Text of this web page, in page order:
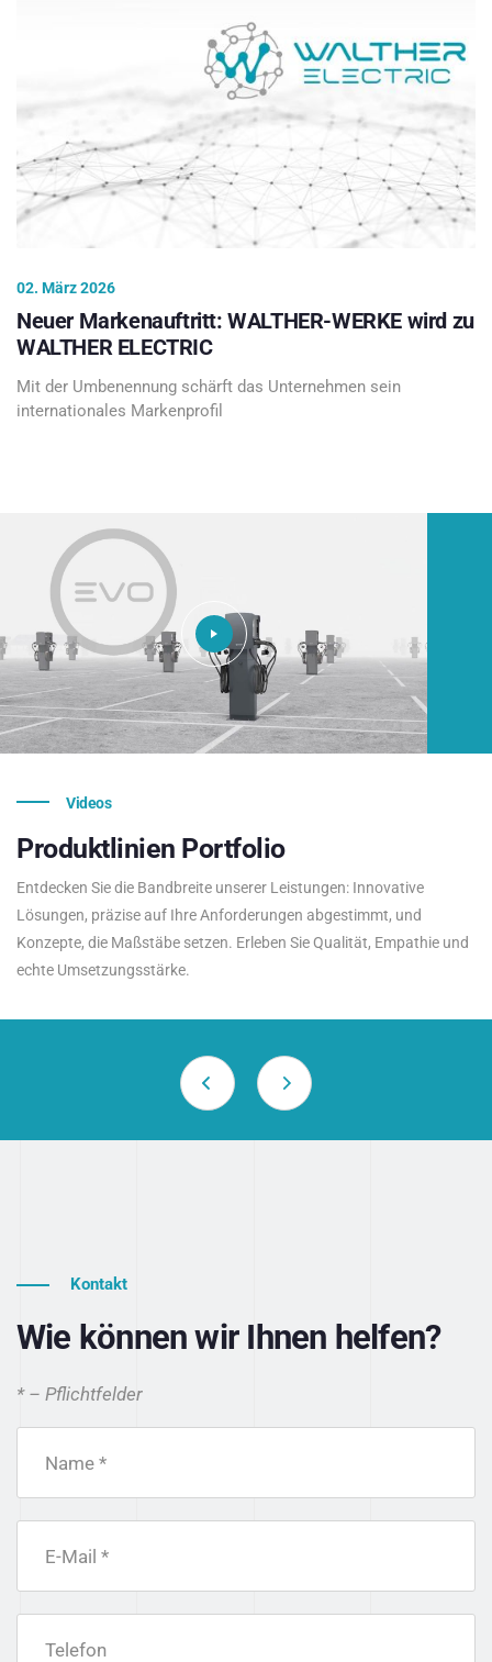
02. März 2026
Neuer Markenauftritt: WALTHER-WERKE wird zu
WALTHER ELECTRIC
Mit der Umbenennung schärft das Unternehmen sein
internationales Markenprofil
Videos
Produktlinien Portfolio
Entdecken Sie die Bandbreite unserer Leistungen: Innovative
Lösungen, präzise auf Ihre Anforderungen abgestimmt, und
Konzepte, die Maßstäbe setzen. Erleben Sie Qualität, Empathie und
echte Umsetzungsstärke.
Kontakt
Wie können wir Ihnen helfen?
* – Pflichtfelder
Name *
E-Mail *
Telefon